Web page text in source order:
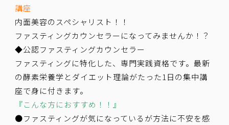
講座
内面美容のスペシャリスト！！
ファスティングカウンセラーになってみませんか！？
◆公認ファスティングカウンセラー
ファスティングに特化した、専門実践資格です。最新
の酵素栄養学とダイエット理論がたった1日の集中講
座で身に付きます。
『こんな方におすすめ！！』
●ファスティングが気になっているが方法に不安を感